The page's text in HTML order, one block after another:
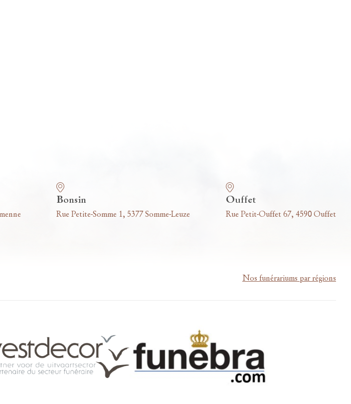
Bonsin
Rue Petite-Somme 1, 5377 Somme-Leuze
Ouffet
Rue Petit-Ouffet 67, 4590 Ouffet
Nos funérariums par régions